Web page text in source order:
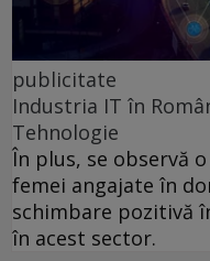
publicitate
Industria IT în
Tehnologie
În plus, se observă
femei angajate în
schimbare pozitivă
în acest sector.